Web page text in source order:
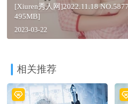
[Xiuren秀人网]2022.11.18
495MB]
2023-03-22
相关推荐